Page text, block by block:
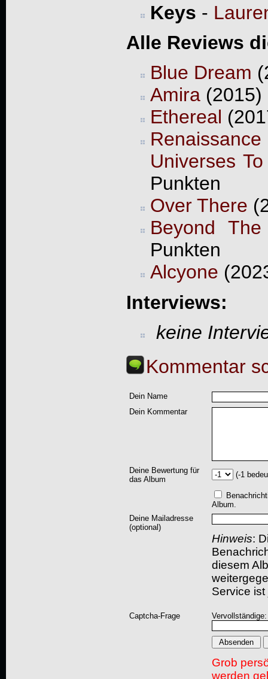
Keys -
Alle Reviews
Blue Dream
Amira(2015)
Ethereal
Universes
Punkten
Over There
Beyond
Punkten
Alcyone
Interviews:
keine
Kommentar
Dein Name
Dein Kommentar
Deine Bewertung für
das Album
(-1
Album.
Deine Mailadresse
(optional)
Hinweis:
diesem
Service
Captcha-Frage
Grob
werden